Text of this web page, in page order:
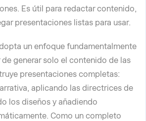
Es útil para redactar contenido,
presentaciones listas para usar.
un enfoque fundamentalmente
generar solo el contenido de las
presentaciones completas:
aplicando las directrices de
los diseños y añadiendo
Como un completo